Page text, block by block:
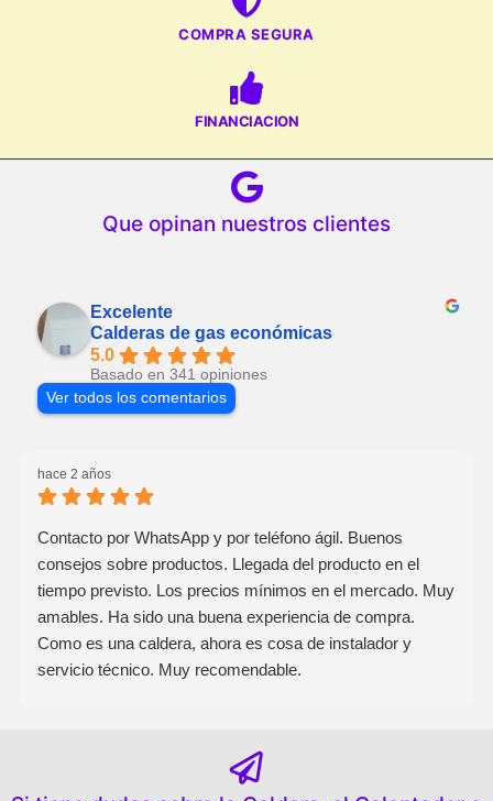
COMPRA SEGURA
FINANCIACION
Que opinan nuestros clientes
Excelente
Calderas de gas económicas
5.0
Basado en 341 opiniones
Ver todos los comentarios
hace 2 años
Contacto por WhatsApp y por teléfono ágil. Buenos
consejos sobre productos. Llegada del producto en el
tiempo previsto. Los precios mínimos en el mercado. Muy
amables. Ha sido una buena experiencia de compra.
Como es una caldera, ahora es cosa de instalador y
servicio técnico. Muy recomendable.